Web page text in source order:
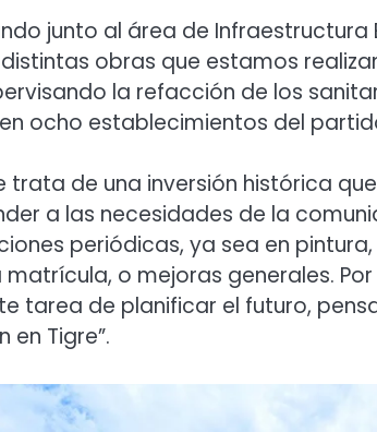
junto al área de
obras que estamos
la refacción de los
ocho establecimientos del
trata de una inversión histórica
a las necesidades de la
periódicas, ya sea en
o mejoras generales.
tarea de planificar el futuro,
Tigre”.